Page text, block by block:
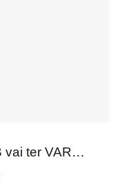
vai ter VAR…